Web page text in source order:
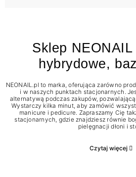
Sklep
hybrydowe,
NEONAIL.pl to marka, oferująca zarówno
i w naszych punktach stacjonarnych.
alternatywą podczas zakupów,
Wystarczy kilka minut, aby zamówić
manicure i pedicure. Zapraszamy Cię
stacjonarnych, gdzie znajdziesz równie
pielęgnacji dłoni i
Czytaj więcej